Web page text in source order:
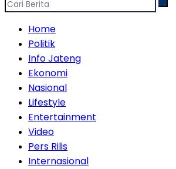
Home
Politik
Info Jateng
Ekonomi
Nasional
Lifestyle
Entertainment
Video
Pers Rilis
Internasional